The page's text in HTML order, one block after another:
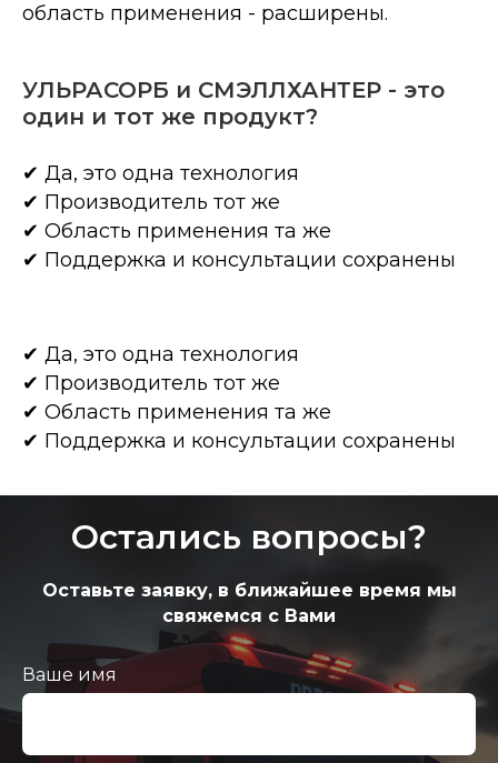
область применения - расширены.
УЛЬРАСОРБ и СМЭЛЛХАНТЕР - это
один и тот же продукт?
✔ Да, это одна технология
✔ Производитель тот же
✔ Область применения та же
✔ Поддержка и консультации сохранены
✔ Да, это одна технология
✔ Производитель тот же
✔ Область применения та же
✔ Поддержка и консультации сохранены
Остались вопросы?
Оставьте заявку, в ближайшее время мы
свяжемся с Вами
Ваше имя